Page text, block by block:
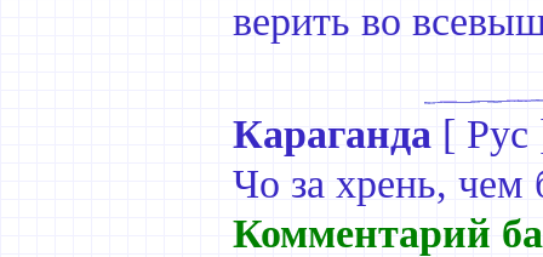
верить во
Караганда [ Рус
Чо за хрень,
Комментарий